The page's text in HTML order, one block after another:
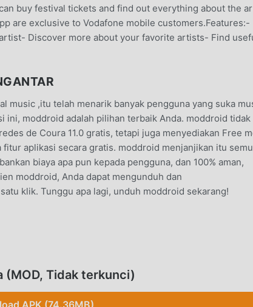
buy festival tickets and find out everything about the
are exclusive to Vodafone mobile customers.Features:-
Discover more about your favorite artists- Find
music ,itu telah menarik banyak pengguna yang suka
ini, moddroid adalah pilihan terbaik Anda. moddroid tidak
de Coura 11.0 gratis, tetapi juga menyediakan Free
aplikasi secara gratis. moddroid menjanjikan itu
biaya apa pun kepada pengguna, dan 100% aman,
moddroid, Anda dapat mengunduh dan
klik. Tunggu apa lagi, unduh moddroid sekarang!
music ,fungsinya yang kuat telah menarik banyak
dan menginstalVodafone Paredes de Coura11.0,
bertukar pengalaman satu sama lain, berbagi
(MOD, Tidak terkunci)
APK (74.36MB)